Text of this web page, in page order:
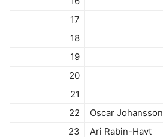
17
18
19
20
21
22
Oscar Johansson
23
Ari Rabin-Havt